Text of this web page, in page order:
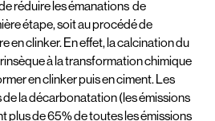
réduire les émanations de
étape, soit au procédé de
en clinker. En effet, la calcination du
à la transformation chimique
en clinker puis en ciment. Les
de la décarbonatation (les émissions
plus de 65% de toutes les émissions